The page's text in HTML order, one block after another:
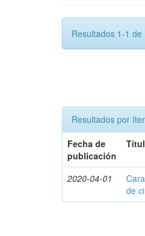
Resultados 1-1 de
Resultados por
Fecha de
publicación
2020-04-01
de